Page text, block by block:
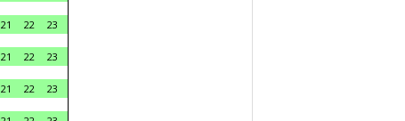
21 22
23
21 22
23
21 22
23